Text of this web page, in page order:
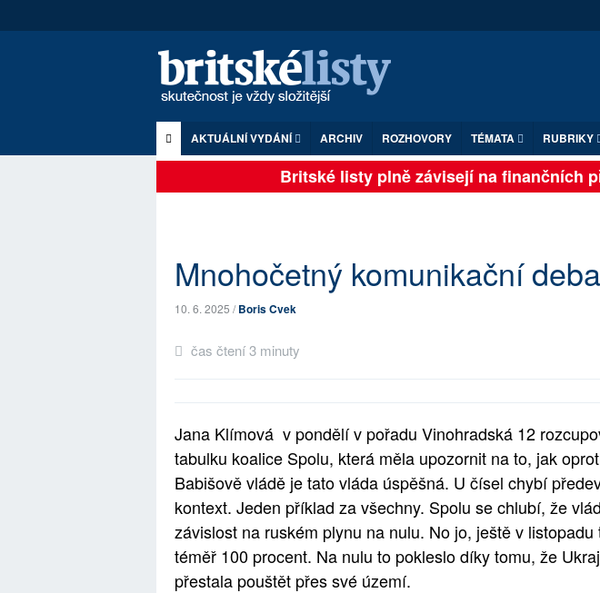
AKTUÁLNÍ VYDÁNÍ ARCHIV ROZHOVORY TÉMATA RUBRIKY
Britské listy plně závisejí na finančních
Mnohočetný komunikační
10. 6. 2025 /Boris Cvek
čas čtení 3 minuty
Jana Klímová v pondělí v pořadu Vinohradská 12
tabulku koalice Spolu, která měla upozornit na to, jak
Babišově vládě je tato vláda úspěšná. U čísel chybí
kontext. Jeden příklad za všechny. Spolu se chlubí, že
závislost na ruském plynu na nulu. No jo, ještě v listopadu
téměř 100 procent. Na nulu to pokleslo díky tomu, že
přestala pouštět přes své území.